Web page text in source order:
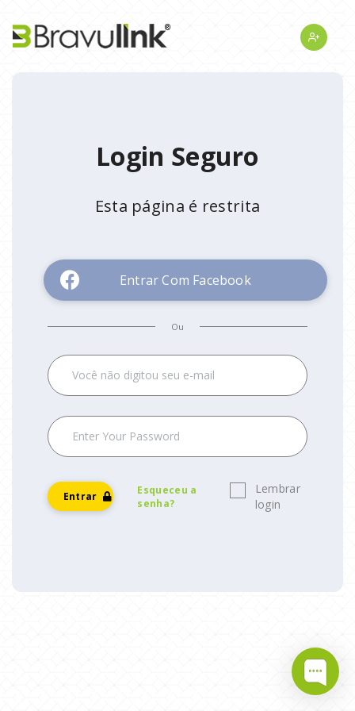
Login Seguro
Esta página é restrita
Entrar Com Facebook
Ou
Entrar
Esqueceu a
senha?
Lembrar
login